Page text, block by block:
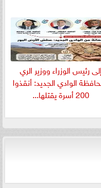
إلى رئيس الوزراء ووزير الري
الوادي الجديد: أنقذوا
200 أسرة يقتلها...